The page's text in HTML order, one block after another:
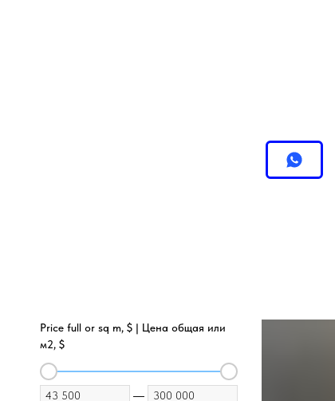
Price full or sq m, $ | Цена общая или
м2, $
—